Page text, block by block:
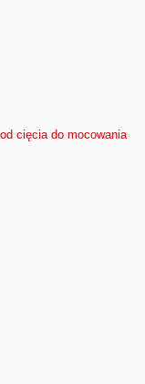
cięcia do mocowania